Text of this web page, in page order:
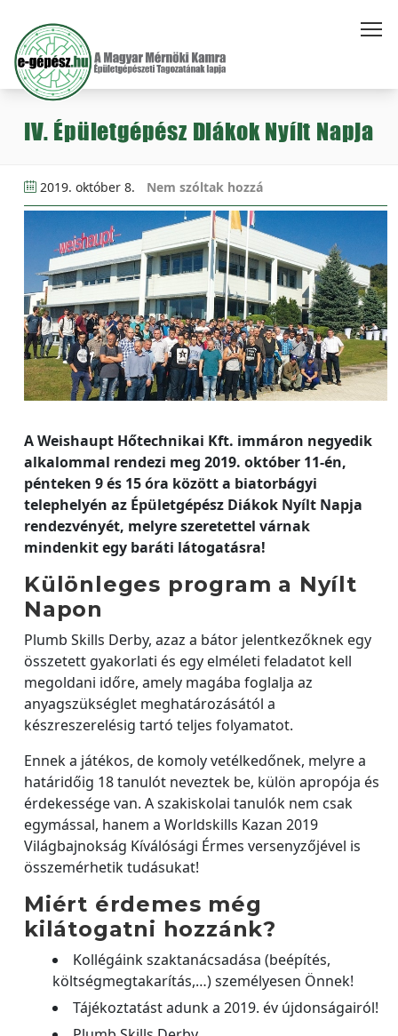
IV. Épületgépész Diákok Nyílt Napja
2019. október 8. Nem szóltak hozzá
A Weishaupt Hőtechnikai Kft. immáron negyedik
alkalommal rendezi meg 2019. október 11-én,
pénteken 9 és 15 óra között a biatorbágyi
telephelyén az Épületgépész Diákok Nyílt Napja
rendezvényét, melyre szeretettel várnak
mindenkit egy baráti látogatásra!
Különleges program a Nyílt
Napon
Plumb Skills Derby, azaz a bátor jelentkezőknek egy
összetett gyakorlati és egy elméleti feladatot kell
megoldani időre, amely magába foglalja az
anyagszükséglet meghatározásától a
készreszerelésig tartó teljes folyamatot.
Ennek a játékos, de komoly vetélkedőnek, melyre a
határidőig 18 tanulót neveztek be, külön apropója és
érdekessége van. A szakiskolai tanulók nem csak
egymással, hanem a Worldskills Kazan 2019
Világbajnokság Kíválósági Érmes versenyzőjével is
összemérhetik tudásukat!
Miért érdemes még
kilátogatni hozzánk?
Kollégáink szaktanácsadása (beépítés,
költségmegtakarítás,…) személyesen Önnek!
Tájékoztatást adunk a 2019. év újdonságairól!